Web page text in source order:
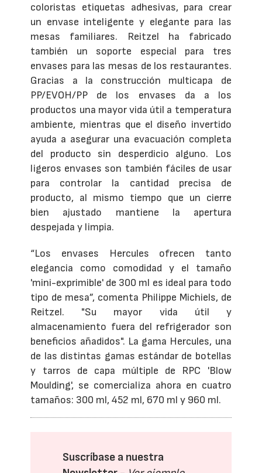
coloristas etiquetas adhesivas, para crear
un envase inteligente y elegante para las
mesas familiares. Reitzel ha fabricado
también un soporte especial para tres
envases para las mesas de los restaurantes.
Gracias a la construcción multicapa de
PP/EVOH/PP de los envases da a los
productos una mayor vida útil a temperatura
ambiente, mientras que el diseño invertido
ayuda a asegurar una evacuación completa
del producto sin desperdicio alguno. Los
ligeros envases son también fáciles de usar
para controlar la cantidad precisa de
producto, al mismo tiempo que un cierre
bien ajustado mantiene la apertura
despejada y limpia.
“Los envases Hercules ofrecen tanto
elegancia como comodidad y el tamaño
'mini-exprimible' de 300 ml es ideal para todo
tipo de mesa”, comenta Philippe Michiels, de
Reitzel. "Su mayor vida útil y
almacenamiento fuera del refrigerador son
beneficios añadidos". La gama Hercules, una
de las distintas gamas estándar de botellas
y tarros de capa múltiple de RPC 'Blow
Moulding', se comercializa ahora en cuatro
tamaños: 300 ml, 452 ml, 670 ml y 960 ml.
Suscríbase a nuestra